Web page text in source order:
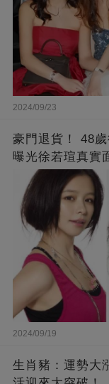
2024/09/23
豪門退貨！ 48
曝光徐若瑄真實
來李靚蕾說的都
2024/09/19
生肖豬：運勢大